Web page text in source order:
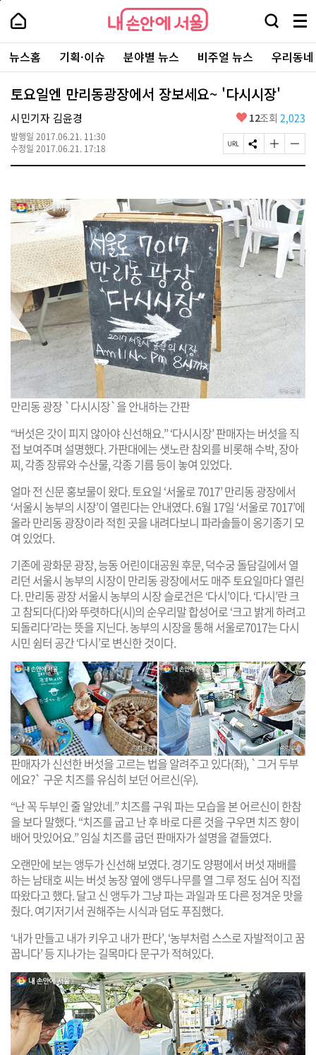
본
로
가
내
손
안
에
서
울
-
서
울
시
대
표
소
털
내
손
에
울
검
창
열
기
메
뉴
전
체
보
주
요
서
뉴스홈 기획·이슈 분야별 뉴스 비주얼 뉴스 우리동
토요일엔 만리동광장에서 장보세요~ '다시시장'
시민기자 김윤경
발행일 2017.06.21. 11:30
수정일 2017.06.21. 17:18
좋
요
12조회 2,023
페
이
R
L
복
사
S
N
유
하
기
글
자
크
게
변
경
하
기
글
자
작
게
변
경
하
기
만리동 광장 `다시시장`을 안내하는 간판
“버섯은 갓이 피지 않아야 신선해요.” ‘다시시장’ 판매자는 버섯을 직
접 보여주며 설명했다. 가판대에는 샛노란 참외를 비롯해 수박, 장아
찌, 각종 장류와 수산물, 각종 기름 등이 놓여 있었다.
얼마 전 신문 홍보물이 왔다. 토요일 ‘서울로 7017’ 만리동 광장에서
‘서울시 농부의 시장’이 열린다는 안내였다. 6월 17일 ‘서울로 7017’에
올라 만리동 광장이라 적힌 곳을 내려다보니 파라솔들이 옹기종기 모
여 있었다.
기존에 광화문 광장, 능동 어린이대공원 후문, 덕수궁 돌담길에서 열
리던 서울시 농부의 시장이 만리동 광장에서도 매주 토요일마다 열린
다. 만리동 광장 서울시 농부의 시장 슬로건은 ‘다시’이다. ‘다시’란 크
고 참되다(다)와 뚜렷하다(시)의 순우리말 합성어로 ‘크고 밝게 하려고
되돌리다’라는 뜻을 지닌다. 농부의 시장을 통해 서울로7017는 다시
시민 쉼터 공간 ‘다시’로 변신한 것이다.
판매자가 신선한 버섯을 고르는 법을 알려주고 있다(좌), `그거 두부
에요?` 구운 치즈를 유심히 보던 어르신(우).
“난 꼭 두부인 줄 알았네.” 치즈를 구워 파는 모습을 본 어르신이 한참
을 보다 말했다. “치즈를 굽고 난 후 바로 다른 것을 구우면 치즈 향이
배어 맛있어요.” 임실 치즈를 굽던 판매자가 설명을 곁들였다.
오랜만에 보는 앵두가 신선해 보였다. 경기도 양평에서 버섯 재배를
하는 남태호 씨는 버섯 농장 옆에 앵두나무를 열 그루 정도 심어 직접
따왔다고 했다. 달고 신 앵두가 그냥 파는 과일과 또 다른 정겨운 맛을
줬다. 여기저기서 권해주는 시식과 덤도 푸짐했다.
‘내가 만들고 내가 키우고 내가 판다’, ‘농부처럼 스스로 자발적이고 꿈
꿉니다’ 등 지나가는 길목마다 문구가 적혀있다.
페
상
단
로